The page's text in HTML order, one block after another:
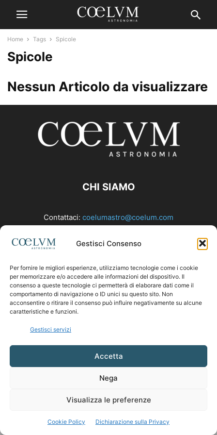
Gestisci Consenso
Per fornire le migliori esperienze, utilizziamo tecnologie come i cookie
per memorizzare e/o accedere alle informazioni del dispositivo. Il
consenso a queste tecnologie ci permetterà di elaborare dati come il
comportamento di navigazione o ID unici su questo sito. Non
acconsentire o ritirare il consenso può influire negativamente su alcune
caratteristiche e funzioni.
Gestisci servizi
Accetta
Nega
Visualizza le preferenze
Cookie Policy Dichiarazione sulla Privacy
Home Tags Spicole
Spicole
Nessun Articolo da visualizzare
CHI SIAMO
Contattaci: coelumastro@coelum.com
SEGUICI